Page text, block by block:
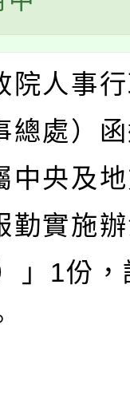
院人事
總處）
中央及
勤實施
」1份